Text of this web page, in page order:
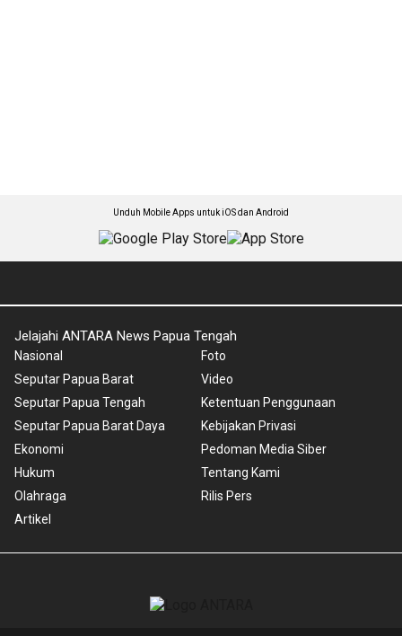
Unduh Mobile Apps untuk iOS dan Android
Jelajahi ANTARA News Papua Tengah
Nasional
Seputar Papua Barat
Seputar Papua Tengah
Seputar Papua Barat Daya
Ekonomi
Hukum
Olahraga
Artikel
Foto
Video
Ketentuan Penggunaan
Kebijakan Privasi
Pedoman Media Siber
Tentang Kami
Rilis Pers